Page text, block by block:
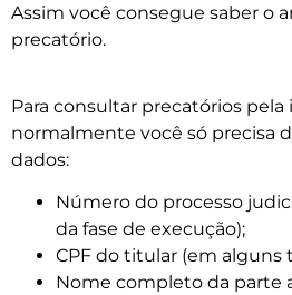
Assim você consegue saber o
precatório.
Para consultar precatórios
normalmente você só precisa
dados:
Número do processo
da fase de execução);
CPF do titular (em alguns
Nome completo da parte